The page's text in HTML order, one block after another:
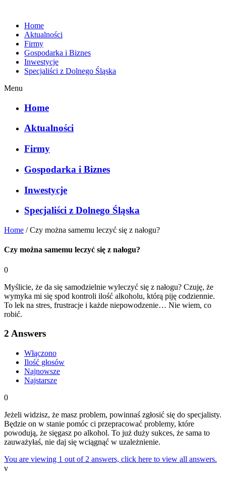
Home
Aktualności
Firmy
Gospodarka i Biznes
Inwestycje
Specjaliści z Dolnego Śląska
Menu
Home
Aktualności
Firmy
Gospodarka i Biznes
Inwestycje
Specjaliści z Dolnego Śląska
Home /Czy można samemu leczyć się z nałogu?
Czy można samemu leczyć się z nałogu?
0
Myślicie, że da się samodzielnie wyleczyć się z nałogu? Czuję, że
wymyka mi się spod kontroli ilość alkoholu, którą piję codziennie.
To lek na stres, frustracje i każde niepowodzenie… Nie wiem, co
robić.
2 Answers
Włączono
Ilość głosów
Najnowsze
Najstarsze
0
Jeżeli widzisz, że masz problem, powinnaś zgłosić się do specjalisty.
Będzie on w stanie pomóc ci przepracować problemy, które
powodują, że sięgasz po alkohol. To już duży sukces, że sama to
zauważyłaś, nie daj się wciągnąć w uzależnienie.
You are viewing 1 out of 2 answers, click here to view all answers.
v